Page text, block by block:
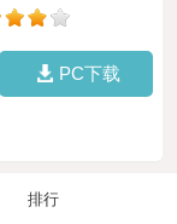
PC下载
排行